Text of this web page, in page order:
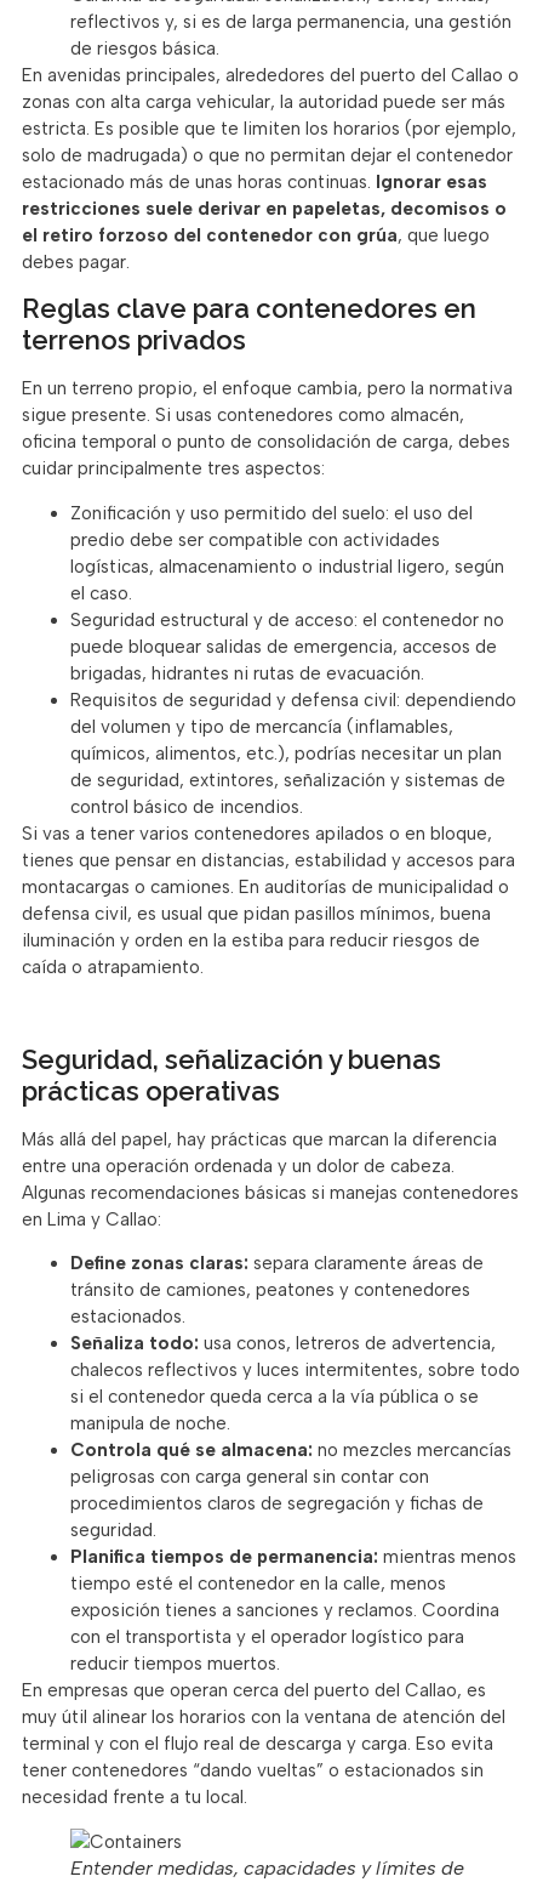
reflectivos y, si es de larga permanencia, una gestión
de riesgos básica.
En avenidas principales, alrededores del puerto del Callao o
zonas con alta carga vehicular, la autoridad puede ser más
estricta. Es posible que te limiten los horarios (por ejemplo,
solo de madrugada) o que no permitan dejar el contenedor
estacionado más de unas horas continuas. Ignorar esas
restricciones suele derivar en papeletas, decomisos o
el retiro forzoso del contenedor con grúa, que luego
debes pagar.
Reglas clave para contenedores en
terrenos privados
En un terreno propio, el enfoque cambia, pero la normativa
sigue presente. Si usas contenedores como almacén,
oficina temporal o punto de consolidación de carga, debes
cuidar principalmente tres aspectos:
Zonificación y uso permitido del suelo: el uso del
predio debe ser compatible con actividades
logísticas, almacenamiento o industrial ligero, según
el caso.
Seguridad estructural y de acceso: el contenedor no
puede bloquear salidas de emergencia, accesos de
brigadas, hidrantes ni rutas de evacuación.
Requisitos de seguridad y defensa civil: dependiendo
del volumen y tipo de mercancía (inflamables,
químicos, alimentos, etc.), podrías necesitar un plan
de seguridad, extintores, señalización y sistemas de
control básico de incendios.
Si vas a tener varios contenedores apilados o en bloque,
tienes que pensar en distancias, estabilidad y accesos para
montacargas o camiones. En auditorías de municipalidad o
defensa civil, es usual que pidan pasillos mínimos, buena
iluminación y orden en la estiba para reducir riesgos de
caída o atrapamiento.
Seguridad, señalización y buenas
prácticas operativas
Más allá del papel, hay prácticas que marcan la diferencia
entre una operación ordenada y un dolor de cabeza.
Algunas recomendaciones básicas si manejas contenedores
en Lima y Callao:
Define zonas claras: separa claramente áreas de
tránsito de camiones, peatones y contenedores
estacionados.
Señaliza todo: usa conos, letreros de advertencia,
chalecos reflectivos y luces intermitentes, sobre todo
si el contenedor queda cerca a la vía pública o se
manipula de noche.
Controla qué se almacena: no mezcles mercancías
peligrosas con carga general sin contar con
procedimientos claros de segregación y fichas de
seguridad.
Planifica tiempos de permanencia: mientras menos
tiempo esté el contenedor en la calle, menos
exposición tienes a sanciones y reclamos. Coordina
con el transportista y el operador logístico para
reducir tiempos muertos.
En empresas que operan cerca del puerto del Callao, es
muy útil alinear los horarios con la ventana de atención del
terminal y con el flujo real de descarga y carga. Eso evita
tener contenedores “dando vueltas” o estacionados sin
necesidad frente a tu local.
Entender medidas, capacidades y límites de